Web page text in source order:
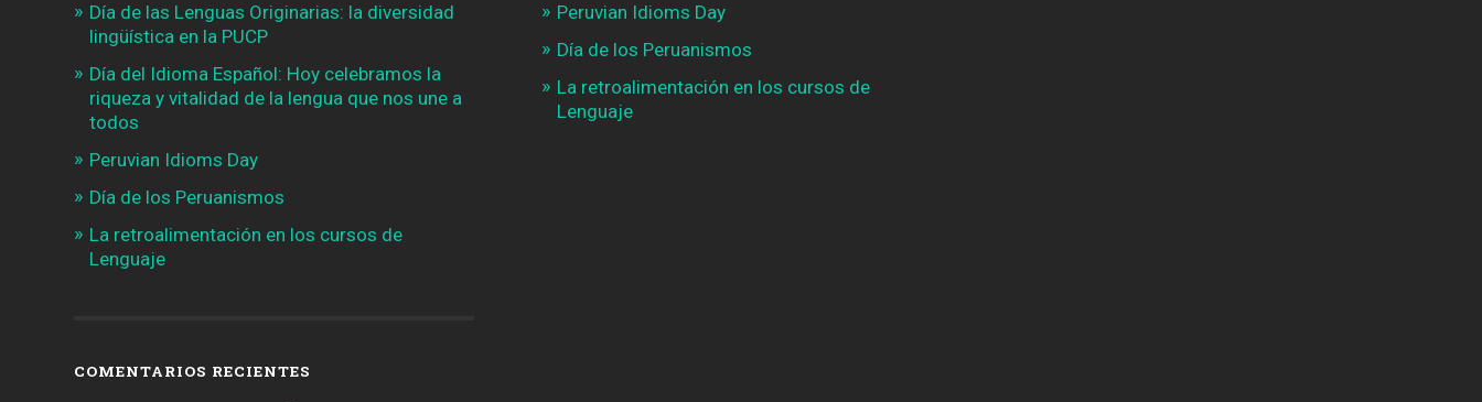
Día de las Lenguas Originarias: la diversidad
lingüística en la PUCP
Día del Idioma Español: Hoy celebramos la
riqueza y vitalidad de la lengua que nos une a
todos
Peruvian Idioms Day
Día de los Peruanismos
La retroalimentación en los cursos de
Lenguaje
COMENTARIOS RECIENTES
Peruvian Idioms Day
Día de los Peruanismos
La retroalimentación en los cursos de
Lenguaje